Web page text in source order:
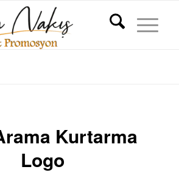
Kurtarma
Logo